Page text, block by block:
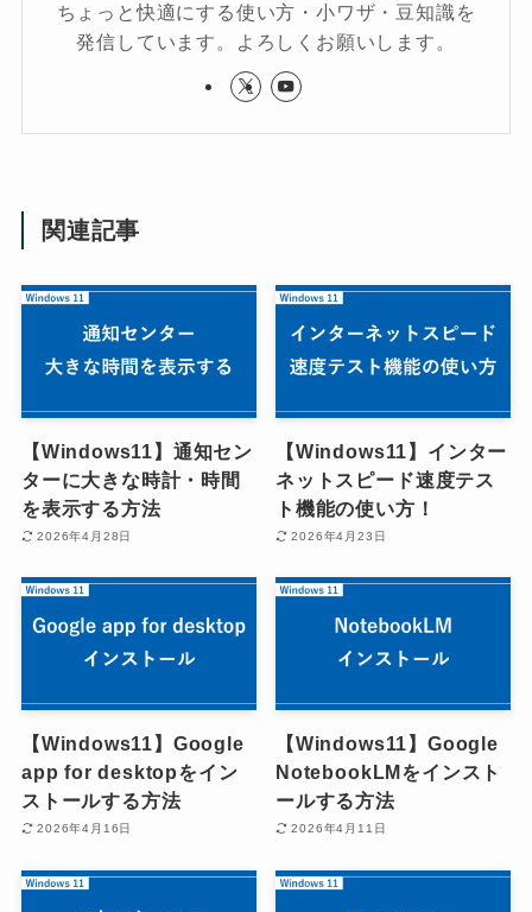
ちょっと快適にする使い方・小ワザ・豆知識を
発信しています。よろしくお願いします。
関連記事
【Windows11】通知セン
ターに大きな時計・時間
を表示する方法
2026年4月28日
【Windows11】インター
ネットスピード速度テス
ト機能の使い方！
2026年4月23日
【Windows11】Google
app for desktopをイン
ストールする方法
2026年4月16日
【Windows11】Google
NotebookLMをインスト
ールする方法
2026年4月11日